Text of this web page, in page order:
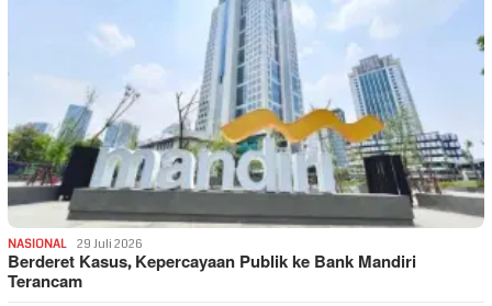
NASIONAL 29 Juli 2026
Berderet Kasus, Kepercayaan Publik ke Bank Mandiri
Terancam